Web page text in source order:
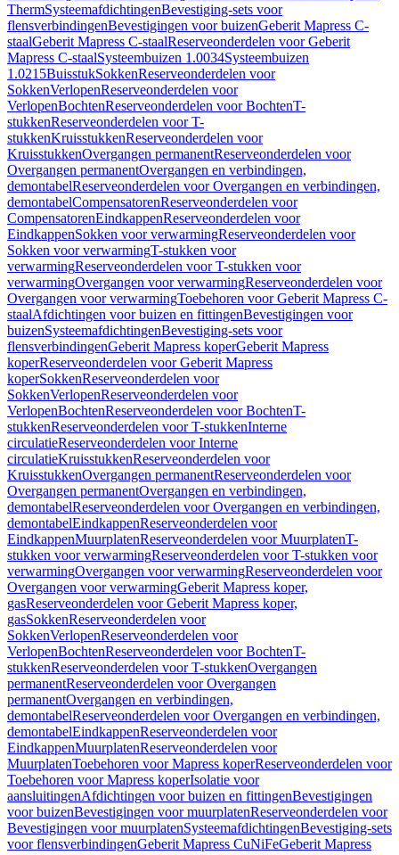
ThermSysteemafdichtingenBevestiging-sets voor
flensverbindingenBevestigingen voor buizenGeberit Mapress C-
staalGeberit Mapress C-staalReserveonderdelen voor Geberit
Mapress C-staalSysteembuizen 1.0034Systeembuizen
1.0215BuisstukSokkenReserveonderdelen voor
SokkenVerlopenReserveonderdelen voor
VerlopenBochtenReserveonderdelen voor BochtenT-
stukkenReserveonderdelen voor T-
stukkenKruisstukkenReserveonderdelen voor
KruisstukkenOvergangen permanentReserveonderdelen voor
Overgangen permanentOvergangen en verbindingen,
demontabelReserveonderdelen voor Overgangen en verbindingen,
demontabelCompensatorenReserveonderdelen voor
CompensatorenEindkappenReserveonderdelen voor
EindkappenSokken voor verwarmingReserveonderdelen voor
Sokken voor verwarmingT-stukken voor
verwarmingReserveonderdelen voor T-stukken voor
verwarmingOvergangen voor verwarmingReserveonderdelen voor
Overgangen voor verwarmingToebehoren voor Geberit Mapress C-
staalAfdichtingen voor buizen en fittingenBevestigingen voor
buizenSysteemafdichtingenBevestiging-sets voor
flensverbindingenGeberit Mapress koperGeberit Mapress
koperReserveonderdelen voor Geberit Mapress
koperSokkenReserveonderdelen voor
SokkenVerlopenReserveonderdelen voor
VerlopenBochtenReserveonderdelen voor BochtenT-
stukkenReserveonderdelen voor T-stukkenInterne
circulatieReserveonderdelen voor Interne
circulatieKruisstukkenReserveonderdelen voor
KruisstukkenOvergangen permanentReserveonderdelen voor
Overgangen permanentOvergangen en verbindingen,
demontabelReserveonderdelen voor Overgangen en verbindingen,
demontabelEindkappenReserveonderdelen voor
EindkappenMuurplatenReserveonderdelen voor MuurplatenT-
stukken voor verwarmingReserveonderdelen voor T-stukken voor
verwarmingOvergangen voor verwarmingReserveonderdelen voor
Overgangen voor verwarmingGeberit Mapress koper,
gasReserveonderdelen voor Geberit Mapress koper,
gasSokkenReserveonderdelen voor
SokkenVerlopenReserveonderdelen voor
VerlopenBochtenReserveonderdelen voor BochtenT-
stukkenReserveonderdelen voor T-stukkenOvergangen
permanentReserveonderdelen voor Overgangen
permanentOvergangen en verbindingen,
demontabelReserveonderdelen voor Overgangen en verbindingen,
demontabelEindkappenReserveonderdelen voor
EindkappenMuurplatenReserveonderdelen voor
MuurplatenToebehoren voor Mapress koperReserveonderdelen voor
Toebehoren voor Mapress koperIsolatie voor
aansluitingenAfdichtingen voor buizen en fittingenBevestigingen
voor buizenBevestigingen voor muurplatenReserveonderdelen voor
Bevestigingen voor muurplatenSysteemafdichtingenBevestiging-sets
voor flensverbindingenGeberit Mapress CuNiFeGeberit Mapress